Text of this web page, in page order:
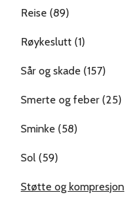
Reise (89)
Røykeslutt (1)
Sår og skade (157)
Smerte og feber (25)
Sminke (58)
Sol (59)
Støtte og kompresjon